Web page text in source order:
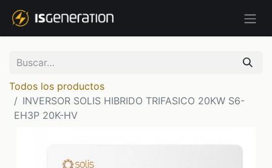
Todos los productos
INVERSOR SOLIS HIBRIDO TRIFASICO 20KW S6-
EH3P 20K-HV